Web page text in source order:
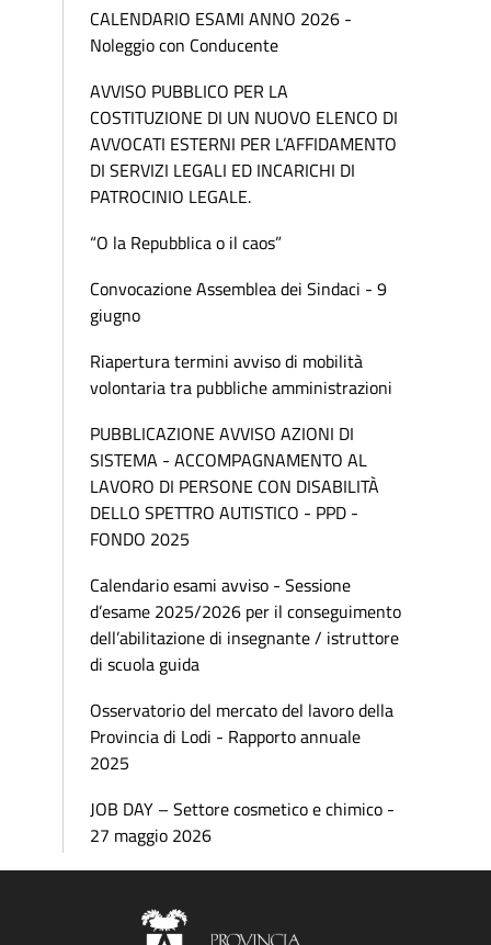
CALENDARIO ESAMI ANNO 2026 -
Noleggio con Conducente
AVVISO PUBBLICO PER LA
COSTITUZIONE DI UN NUOVO ELENCO DI
AVVOCATI ESTERNI PER L’AFFIDAMENTO
DI SERVIZI LEGALI ED INCARICHI DI
PATROCINIO LEGALE.
“O la Repubblica o il caos”
Convocazione Assemblea dei Sindaci - 9
giugno
Riapertura termini avviso di mobilità
volontaria tra pubbliche amministrazioni
PUBBLICAZIONE AVVISO AZIONI DI
SISTEMA - ACCOMPAGNAMENTO AL
LAVORO DI PERSONE CON DISABILITÀ
DELLO SPETTRO AUTISTICO - PPD -
FONDO 2025
Calendario esami avviso - Sessione
d’esame 2025/2026 per il conseguimento
dell’abilitazione di insegnante / istruttore
di scuola guida
Osservatorio del mercato del lavoro della
Provincia di Lodi - Rapporto annuale
2025
JOB DAY – Settore cosmetico e chimico -
27 maggio 2026